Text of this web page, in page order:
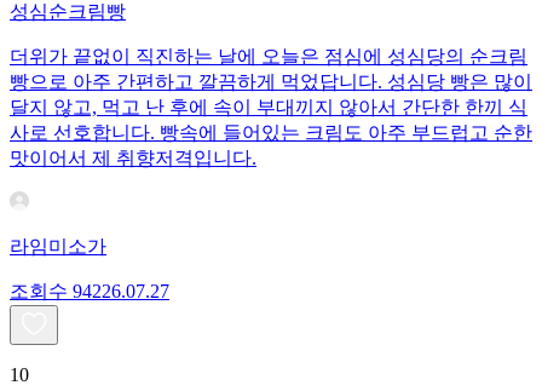
성심순크림빵
더위가 끝없이 직진하는 날에 오늘은 점심에 성심당의 순크림
빵으로 아주 간편하고 깔끔하게 먹었답니다. 성심당 빵은 많이
달지 않고, 먹고 난 후에 속이 부대끼지 않아서 간단한 한끼 식
사로 선호합니다. 빵속에 들어있는 크림도 아주 부드럽고 순한
맛이어서 제 취향저격입니다.
라임미소가
조회수 94226.07.27
10